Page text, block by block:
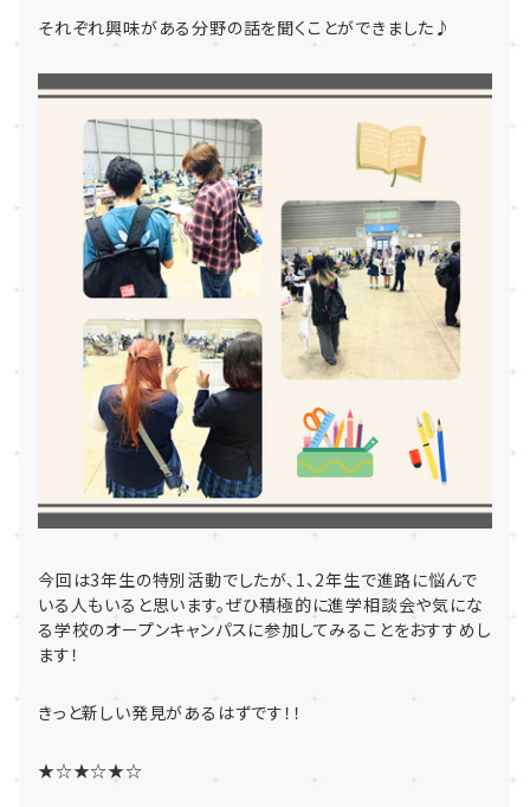
それぞれ興味がある分野の話を聞くことができました♪
今回は3年生の特別活動でしたが、 1、2年生で進路に悩んで
いる人もいると思います。ぜひ積極的に進学相談会や気にな
る学校のオープンキャンパスに参加してみることをおすすめし
ます！
きっと新しい発見があるはずです！！
★☆★☆★☆